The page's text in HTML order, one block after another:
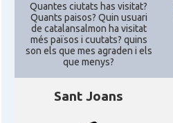
Quantes ciutats has visitat?
Quants paisos? Quin usuari
de catalansalmon ha visitat
més països i cuutats? quins
son els que mes agraden i els
que menys?
Sant Joans